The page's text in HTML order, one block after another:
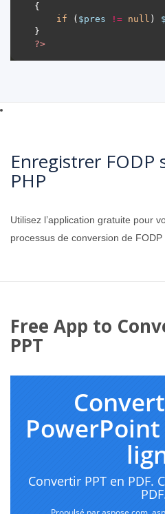
if ( $pres != null )
?>
Enregistrer FODP
PHP
Utilisez l’application gratuite pour
processus de conversion de FODP
Free App to
PPT